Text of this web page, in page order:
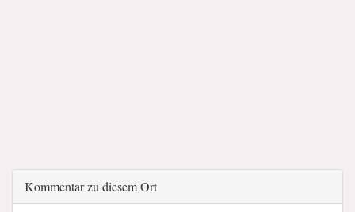
Kommentar zu diesem Ort